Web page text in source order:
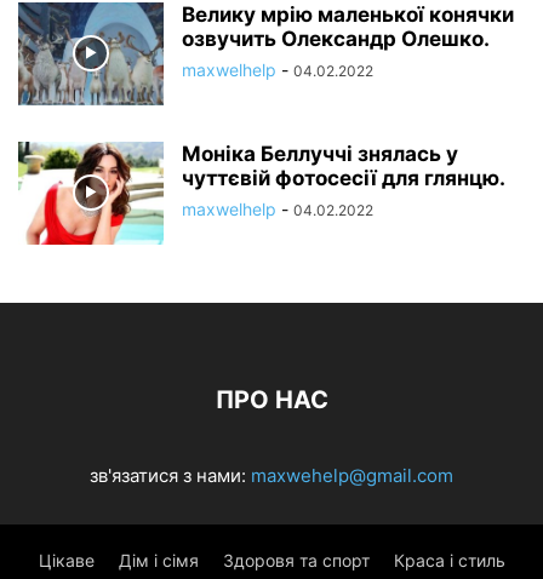
Велику мрію маленької конячки
озвучить Олександр Олешко.
maxwelhelp - 04.02.2022
Моніка Беллуччі знялась у
чуттєвій фотосесії для глянцю.
maxwelhelp - 04.02.2022
ПРО НАС
зв'язатися з нами: maxwehelp@gmail.com
Цікаве Дім і сімя Здоровя та спорт Краса і стиль